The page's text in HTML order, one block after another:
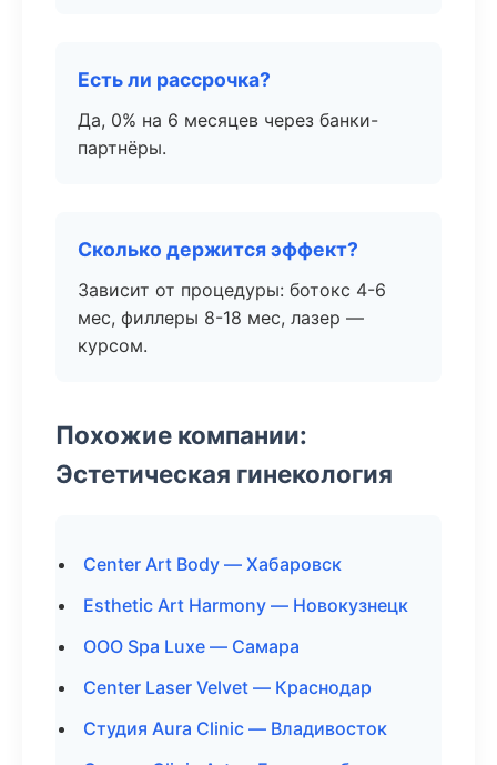
Есть ли рассрочка?
Да, 0% на 6 месяцев через банки-
партнёры.
Сколько держится эффект?
Зависит от процедуры: ботокс 4-6
мес, филлеры 8-18 мес, лазер —
курсом.
Похожие компании:
Эстетическая гинекология
Center Art Body — Хабаровск
Esthetic Art Harmony — Новокузнецк
ООО Spa Luxe — Самара
Center Laser Velvet — Краснодар
Студия Aura Clinic — Владивосток